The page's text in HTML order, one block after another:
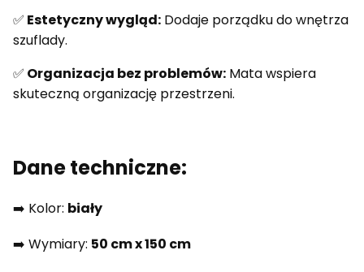
✅ Estetyczny wygląd: Dodaje porządku do wnętrza
szuflady.
✅ Organizacja bez problemów: Mata wspiera
skuteczną organizację przestrzeni.
Dane techniczne:
➡️ Kolor: biały
➡️ Wymiary: 50 cm x 150 cm